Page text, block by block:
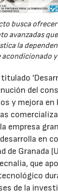
busca
avanzadas
la
acondicionado
del
y mejora en
empresa
en
de Granada
que
de la